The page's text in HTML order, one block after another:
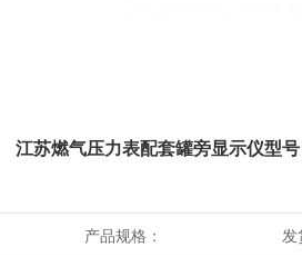
江苏燃气压力表配套罐旁显示仪型
产品规格： 发